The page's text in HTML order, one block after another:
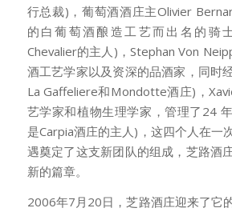
行总裁)，葡萄酒酒庄主Olivier
的白葡萄酒酿造工艺而出名的骑
Chevalier的主人)，Stephan Von
酒工艺学家以及资深的品酒家，同时
La Gaffeliere和Mondotte酒庄)，
艺学家和植物生理学家，管理了24
是Carpia酒庄的主人)，这四个人在一
遇奠定了这支新团队的组成，芝路酒
新的篇章。
2006年7月20日，芝路酒庄迎来了它